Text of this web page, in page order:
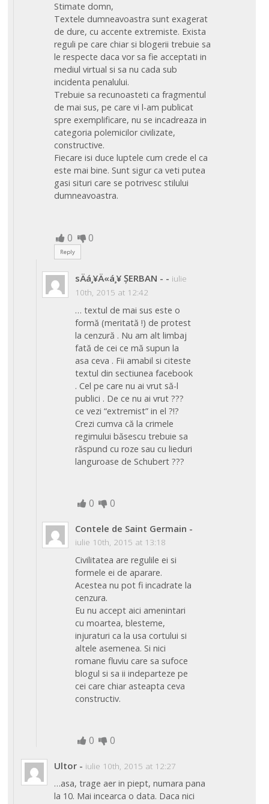
Stimate domn,
Textele dumneavoastra sunt exagerat
de dure, cu accente extremiste. Exista
reguli pe care chiar si blogerii trebuie sa
le respecte daca vor sa fie acceptati in
mediul virtual si sa nu cada sub
incidenta penalului.
Trebuie sa recunoasteti ca fragmentul
de mai sus, pe care vi l-am publicat
spre exemplificare, nu se incadreaza in
categoria polemicilor civilizate,
constructive.
Fiecare isi duce luptele cum crede el ca
este mai bine. Sunt sigur ca veti putea
gasi situri care se potrivesc stilului
dumneavoastra.
0 0
Reply
sÄá¸¥Ä«á¸¥ ȘERBAN - - iulie
10th, 2015 at 12:42
… textul de mai sus este o
formă (meritată !) de protest
la cenzură . Nu am alt limbaj
fată de cei ce mă supun la
asa ceva . Fii amabil si citeste
textul din sectiunea facebook
. Cel pe care nu ai vrut să-l
publici . De ce nu ai vrut ???
ce vezi “extremist” in el ?!?
Crezi cumva că la crimele
regimului băsescu trebuie sa
răspund cu roze sau cu lieduri
languroase de Schubert ???
0 0
Contele de Saint Germain -
iulie 10th, 2015 at 13:18
Civilitatea are regulile ei si
formele ei de aparare.
Acestea nu pot fi incadrate la
cenzura.
Eu nu accept aici amenintari
cu moartea, blesteme,
injuraturi ca la usa cortului si
altele asemenea. Si nici
romane fluviu care sa sufoce
blogul si sa ii indeparteze pe
cei care chiar asteapta ceva
constructiv.
0 0
Ultor - iulie 10th, 2015 at 12:27
…asa, trage aer in piept, numara pana
la 10. Mai incearca o data. Daca nici